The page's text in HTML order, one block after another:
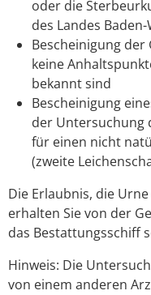
oder die
des Landes
Bescheinigung der
keine
bekannt sind
Bescheinigung
der Untersuchung
für einen nicht
(zweite
Die Erlaubnis, die
erhalten Sie von der
das Bestattungsschiff
Hinweis: Die
von einem anderen